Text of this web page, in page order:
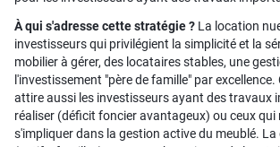
À qui s'adresse cette stratégie ? La location
investisseurs qui privilégient la simplicité et la
mobilier à gérer, des locataires stables, une
l'investissement "père de famille" par
attire aussi les investisseurs ayant des travaux
réaliser (déficit foncier avantageux) ou ceux
s'impliquer dans la gestion active du meublé. La